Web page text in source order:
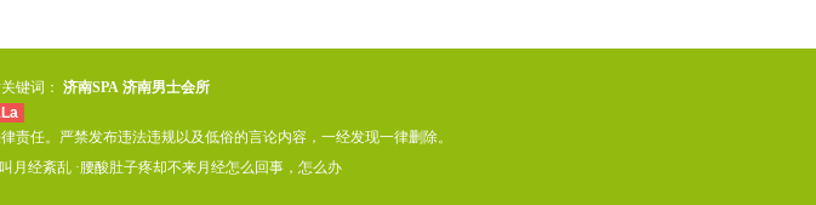
键词： 济南SPA 济南男士会所
任。严禁发布违法违规以及低俗的言论内容，一经发现一律删除。
月经紊乱·腰酸肚子疼却不来月经怎么回事，怎么办